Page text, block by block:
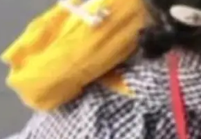
</strong>&nbsp;Zero
。 玩法很简单：按住屏
。页面会实时显示转速
竹知了录音的 1.72 秒
码失败时，还有一套合
模拟脉冲，并联带通共
。 技术细节上，物理引
、弹性绳（只拉不
秒定步长积...
张连续影像上，一笔一
别肌肉组织。如今，使
平台，同样的工作缩短
。 这组数字背后，改变
学影像转化为AI能力的
医院积累的影像数据规模
练模型。器官、病灶和
生逐层识别、标记和校